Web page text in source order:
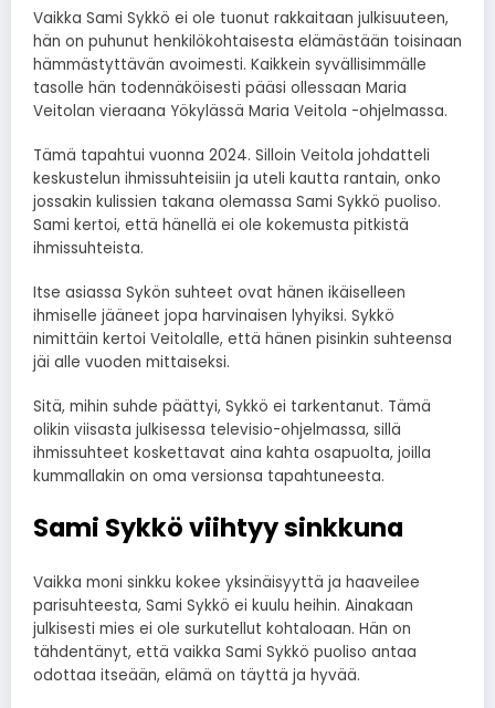
Vaikka Sami Sykkö ei ole tuonut rakkaitaan julkisuuteen,
hän on puhunut henkilökohtaisesta elämästään toisinaan
hämmästyttävän avoimesti. Kaikkein syvällisimmälle
tasolle hän todennäköisesti pääsi ollessaan Maria
Veitolan vieraana Yökylässä Maria Veitola -ohjelmassa.
Tämä tapahtui vuonna 2024. Silloin Veitola johdatteli
keskustelun ihmissuhteisiin ja uteli kautta rantain, onko
jossakin kulissien takana olemassa Sami Sykkö puoliso.
Sami kertoi, että hänellä ei ole kokemusta pitkistä
ihmissuhteista.
Itse asiassa Sykön suhteet ovat hänen ikäiselleen
ihmiselle jääneet jopa harvinaisen lyhyiksi. Sykkö
nimittäin kertoi Veitolalle, että hänen pisinkin suhteensa
jäi alle vuoden mittaiseksi.
Sitä, mihin suhde päättyi, Sykkö ei tarkentanut. Tämä
olikin viisasta julkisessa televisio-ohjelmassa, sillä
ihmissuhteet koskettavat aina kahta osapuolta, joilla
kummallakin on oma versionsa tapahtuneesta.
Sami Sykkö viihtyy sinkkuna
Vaikka moni sinkku kokee yksinäisyyttä ja haaveilee
parisuhteesta, Sami Sykkö ei kuulu heihin. Ainakaan
julkisesti mies ei ole surkutellut kohtaloaan. Hän on
tähdentänyt, että vaikka Sami Sykkö puoliso antaa
odottaa itseään, elämä on täyttä ja hyvää.